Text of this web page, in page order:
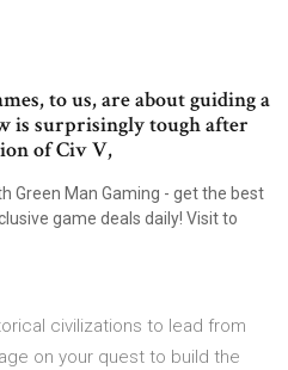
to us, are about guiding a
is surprisingly tough after
of Civ V,
Green Man Gaming - get the best
game deals daily! Visit to
civilizations to lead from
on your quest to build the